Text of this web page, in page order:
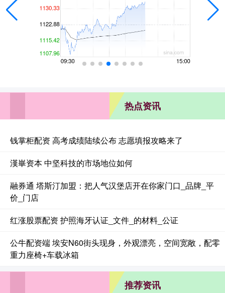
热点资讯
钱掌柜配资 高考成绩陆续公布 志愿填报攻略来了
漢崋资本 中坚科技的市场地位如何
融券通 塔斯汀加盟：把人气汉堡店开在你家门口_品牌_平
价_门店
红涨股票配资 护照海牙认证_文件_的材料_公证
公牛配资端 埃安N60街头现身，外观漂亮，空间宽敞，配零
重力座椅+车载冰箱
推荐资讯